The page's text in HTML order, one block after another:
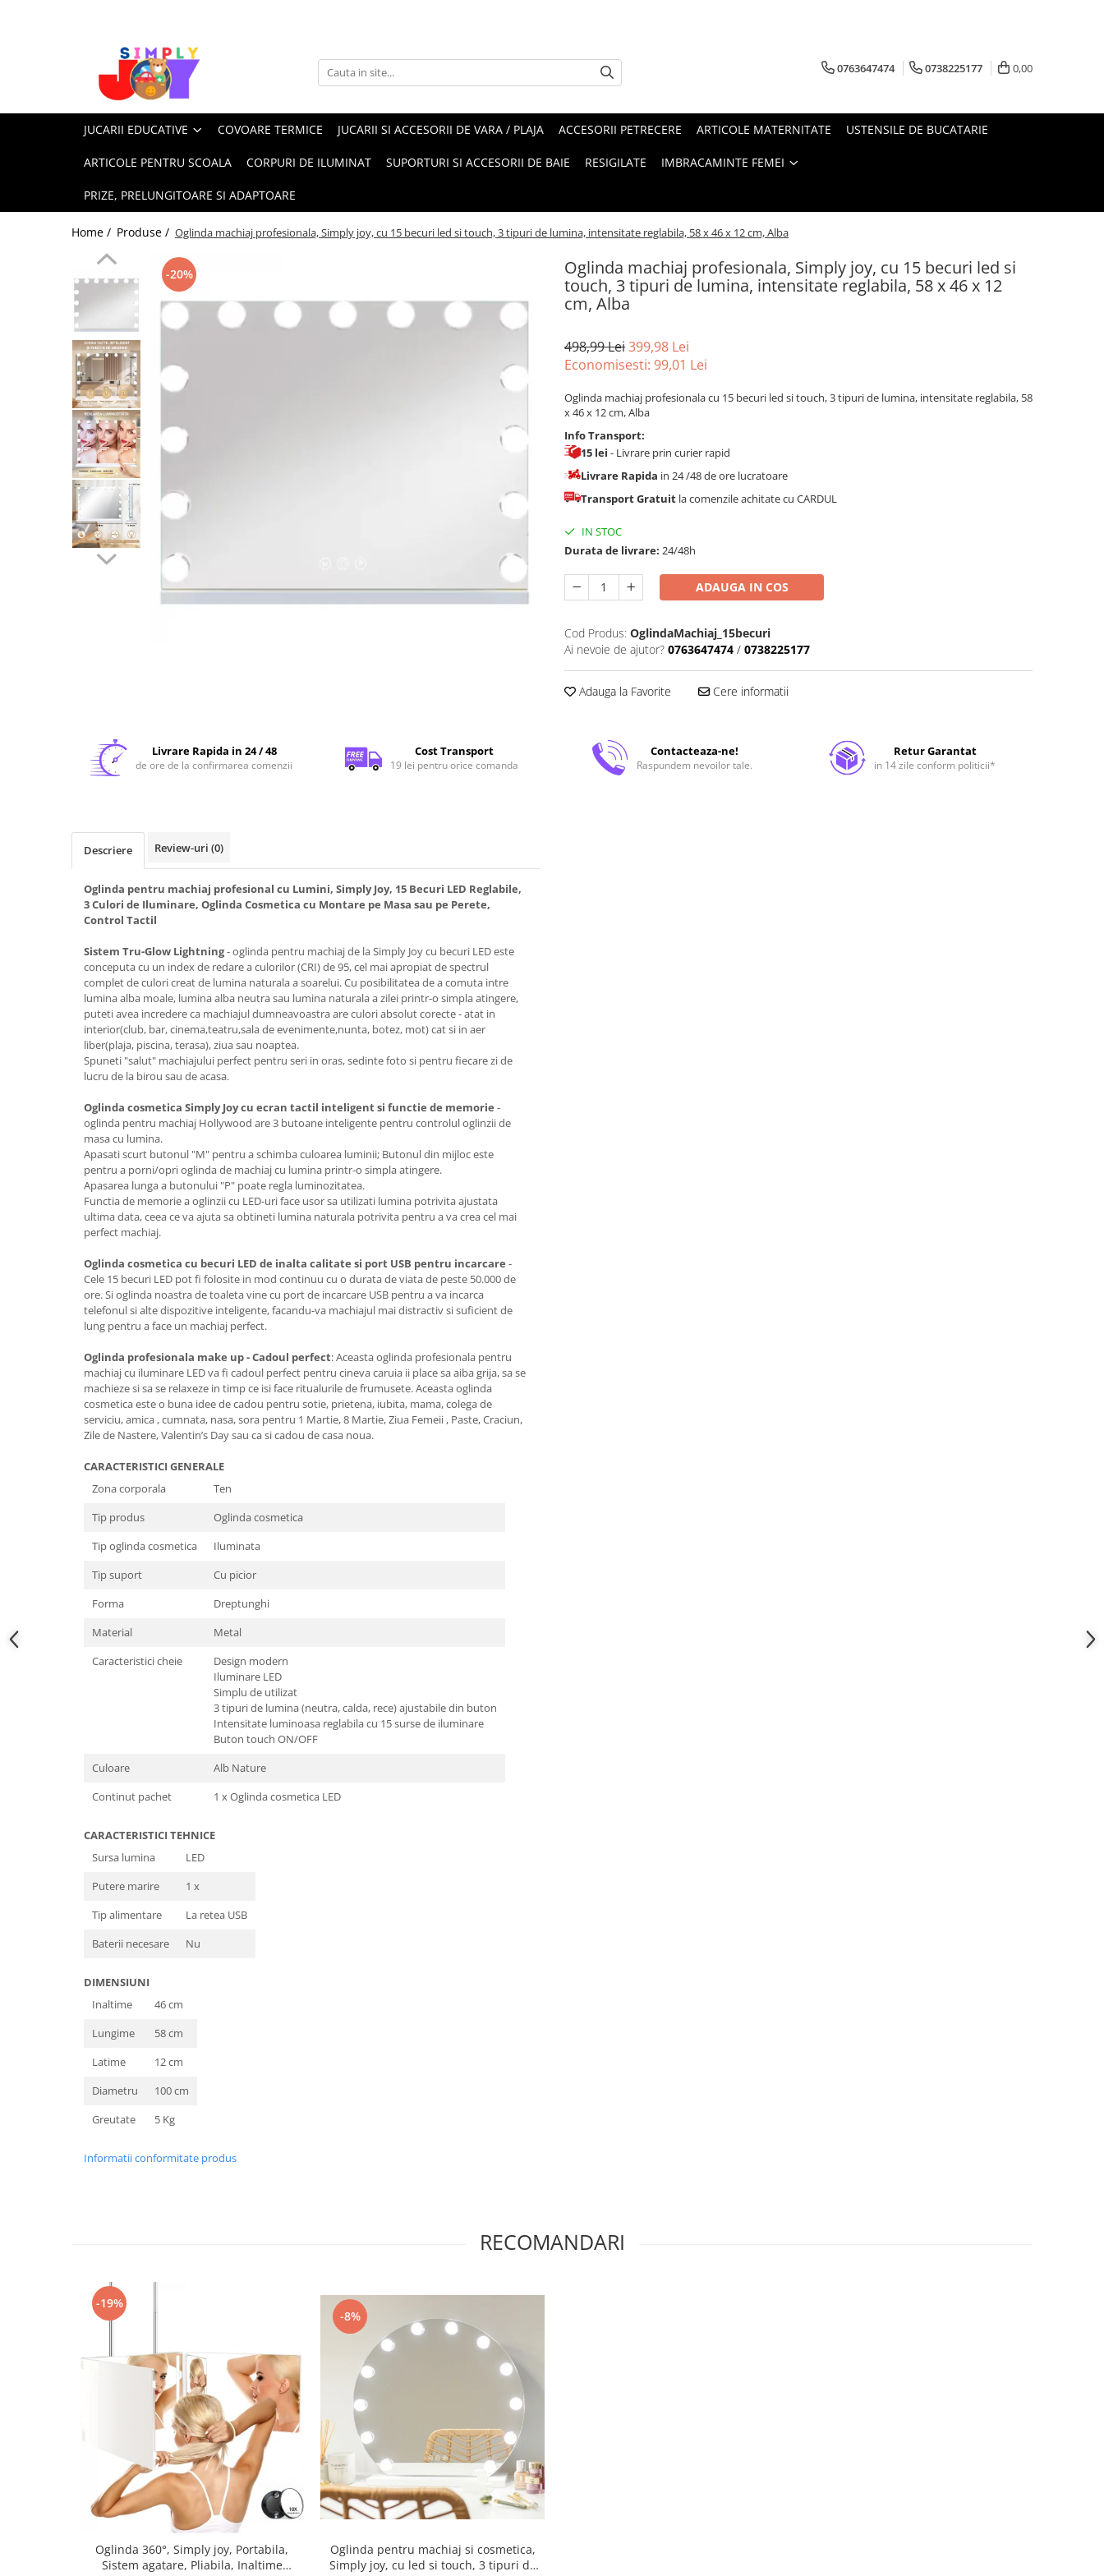
Jucarii bebelusi
Frumusete, bijuterii, accesorii
Stickere, Abtibilduri, Autocolante
Imbracaminte femei
Costume de baie
Lenjerie intima
Sosete dama
0763647474 0738225177 0,00
JUCARII EDUCATIVE COVOARE TERMICE JUCARII SI ACCESORII DE VARA / PLAJA ACCESORII PETRECERE ARTICOLE MATERNITATE USTENSILE DE BUCATARIE
ARTICOLE PENTRU SCOALA CORPURI DE ILUMINAT SUPORTURI SI ACCESORII DE BAIE RESIGILATE IMBRACAMINTE FEMEI
PRIZE, PRELUNGITOARE SI ADAPTOARE
Home / Produse / Oglinda machiaj profesionala, Simply joy, cu 15 becuri led si touch, 3 tipuri de lumina, intensitate reglabila, 58 x 46 x 12 cm, Alba
Oglinda machiaj profesionala, Simply joy, cu 15 becuri led si
touch, 3 tipuri de lumina, intensitate reglabila, 58 x 46 x 12
cm, Alba
-20%
498,99 Lei399,98 Lei
Economisesti: 99,01 Lei
Oglinda machiaj profesionala cu 15 becuri led si touch, 3 tipuri de lumina, intensitate reglabila, 58
x 46 x 12 cm, Alba
Info Transport:
15 lei - Livrare prin curier rapid
Livrare Rapida in 24 /48 de ore lucratoare
Transport Gratuit la comenzile achitate cu CARDUL
IN STOC
Durata de livrare: 24/48h
ADAUGA IN COS
Cod Produs: OglindaMachiaj_15becuri
Ai nevoie de ajutor? 0763647474 / 0738225177
Adauga la Favorite Cere informatii
Livrare Rapida in 24 / 48
de ore de la confirmarea comenzii
Cost Transport
19 lei pentru orice comanda
Contacteaza-ne!
Raspundem nevoilor tale.
Retur Garantat
in 14 zile conform politicii*
Descriere Review-uri (0)
Oglinda pentru machiaj profesional cu Lumini, Simply Joy, 15 Becuri LED Reglabile,
3 Culori de Iluminare, Oglinda Cosmetica cu Montare pe Masa sau pe Perete,
Control Tactil
Sistem Tru-Glow Lightning- oglinda pentru machiaj de la Simply Joy cu becuri LED este
conceputa cu un index de redare a culorilor (CRI) de 95, cel mai apropiat de spectrul
complet de culori creat de lumina naturala a soarelui. Cu posibilitatea de a comuta intre
lumina alba moale, lumina alba neutra sau lumina naturala a zilei printr-o simpla atingere,
puteti avea incredere ca machiajul dumneavoastra are culori absolut corecte - atat in
interior(club, bar, cinema,teatru,sala de evenimente,nunta, botez, mot) cat si in aer
liber(plaja, piscina, terasa), ziua sau noaptea.
Spuneti "salut" machiajului perfect pentru seri in oras, sedinte foto si pentru fiecare zi de
lucru de la birou sau de acasa.
Oglinda cosmetica Simply Joy cu ecran tactil inteligent si functie de memorie -
oglinda pentru machiaj Hollywood are 3 butoane inteligente pentru controlul oglinzii de
masa cu lumina.
Apasati scurt butonul "M" pentru a schimba culoarea luminii; Butonul din mijloc este
pentru a porni/opri oglinda de machiaj cu lumina printr-o simpla atingere.
Apasarea lunga a butonului "P" poate regla luminozitatea.
Functia de memorie a oglinzii cu LED-uri face usor sa utilizati lumina potrivita ajustata
ultima data, ceea ce va ajuta sa obtineti lumina naturala potrivita pentru a va crea cel mai
perfect machiaj.
Oglinda cosmetica cu becuri LED de inalta calitate si port USB pentru incarcare -
Cele 15 becuri LED pot fi folosite in mod continuu cu o durata de viata de peste 50.000 de
ore. Si oglinda noastra de toaleta vine cu port de incarcare USB pentru a va incarca
telefonul si alte dispozitive inteligente, facandu-va machiajul mai distractiv si suficient de
lung pentru a face un machiaj perfect.
Oglinda profesionala make up - Cadoul perfect: Aceasta oglinda profesionala pentru
machiaj cu iluminare LED va fi cadoul perfect pentru cineva caruia ii place sa aiba grija, sa se
machieze si sa se relaxeze in timp ce isi face ritualurile de frumusete. Aceasta oglinda
cosmetica este o buna idee de cadou pentru sotie, prietena, iubita, mama, colega de
serviciu, amica , cumnata, nasa, sora pentru 1 Martie, 8 Martie, Ziua Femeii , Paste, Craciun,
Zile de Nastere, Valentin’s Day sau ca si cadou de casa noua.
CARACTERISTICI GENERALE
Zona corporala
Ten
Tip produs
Oglinda cosmetica
Tip oglinda cosmetica
Iluminata
Tip suport
Cu picior
Forma
Dreptunghi
Material
Metal
Caracteristici cheie
Design modern
Iluminare LED
Simplu de utilizat
3 tipuri de lumina (neutra, calda, rece) ajustabile din buton
Intensitate luminoasa reglabila cu 15 surse de iluminare
Buton touch ON/OFF
Culoare
Alb Nature
Continut pachet
1 x Oglinda cosmetica LED
CARACTERISTICI TEHNICE
Sursa lumina
LED
Putere marire
1 x
Tip alimentare
La retea USB
Baterii necesare
Nu
DIMENSIUNI
Inaltime
46 cm
Lungime
58 cm
Latime
12 cm
Diametru
100 cm
Greutate
5 Kg
Informatii conformitate produs
RECOMANDARI
-19%
Oglinda 360°, Simply joy, Portabila,
Sistem agatare, Pliabila, Inaltime
-8%
Oglinda pentru machiaj si cosmetica,
Simply joy, cu led si touch, 3 tipuri de